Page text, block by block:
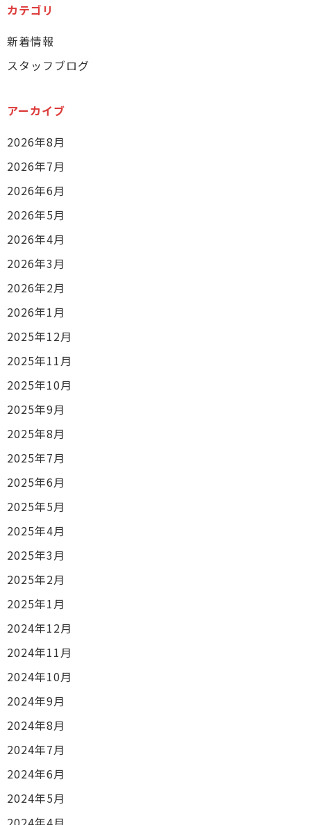
カテゴリ
新着情報
スタッフブログ
アーカイブ
2026年8月
2026年7月
2026年6月
2026年5月
2026年4月
2026年3月
2026年2月
2026年1月
2025年12月
2025年11月
2025年10月
2025年9月
2025年8月
2025年7月
2025年6月
2025年5月
2025年4月
2025年3月
2025年2月
2025年1月
2024年12月
2024年11月
2024年10月
2024年9月
2024年8月
2024年7月
2024年6月
2024年5月